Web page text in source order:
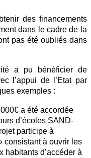
des financements
dans le cadre de la
pas été oubliés dans
a pu bénéficier de
l’appui de l’Etat par
exemples :
a été accordée
d’écoles SAND-
participe à
consistant à ouvrir les
habitants d’accéder à